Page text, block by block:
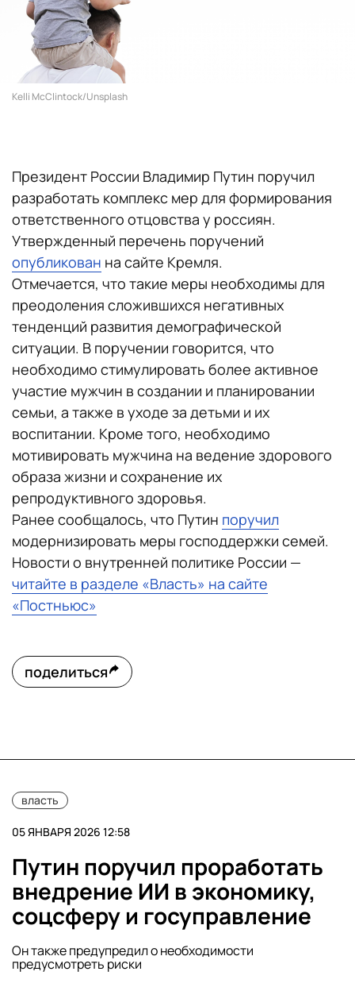
Kelli McClintock/Unsplash
Президент России Владимир Путин поручил
разработать комплекс мер для формирования
ответственного отцовства у россиян.
Утвержденный перечень поручений
опубликован на сайте Кремля.
Отмечается, что такие меры необходимы для
преодоления сложившихся негативных
тенденций развития демографической
ситуации. В поручении говорится, что
необходимо стимулировать более активное
участие мужчин в создании и планировании
семьи, а также в уходе за детьми и их
воспитании. Кроме того, необходимо
мотивировать мужчина на ведение здорового
образа жизни и сохранение их
репродуктивного здоровья.
Ранее сообщалось, что Путин поручил
модернизировать меры господдержки семей.
Новости о внутренней политике России —
читайте в разделе «Власть» на сайте
«Постньюс»
поделиться
власть
05 ЯНВАРЯ 2026 12:58
Путин поручил проработать
внедрение ИИ в экономику,
соцсферу и госуправление
Он также предупредил о необходимости
предусмотреть риски